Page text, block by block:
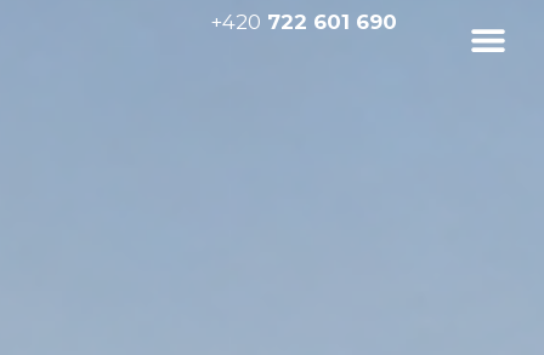
+420 722 601 690